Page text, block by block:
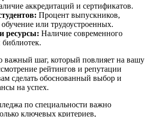
аккредитаций и сертификатов.
Процент выпускников,
или трудоустроенных.
ресурсы: Наличие современного
библиотек.
важный шаг, который повлияет на вашу
рейтингов и репутации
сделать обоснованный выбор и
на успех.
по специальности важно
ключевых критериев,